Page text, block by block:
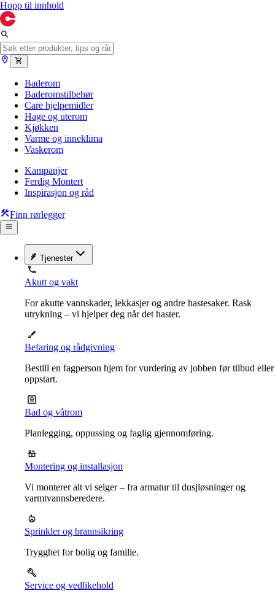
Hopp til innhold
Baderom
Baderomstilbehør
Care hjelpemidler
Hage og uterom
Kjøkken
Varme og inneklima
Vaskerom
Kampanjer
Ferdig Montert
Inspirasjon og råd
Finn rørlegger
Tjenester
Akutt og vakt
For akutte vannskader, lekkasjer og andre hastesaker. Rask
utrykning – vi hjelper deg når det haster.
Befaring og rådgivning
Bestill en fagperson hjem for vurdering av jobben før tilbud eller
oppstart.
Bad og våtrom
Planlegging, oppussing og faglig gjennomføring.
Montering og installasjon
Vi monterer alt vi selger – fra armatur til dusjløsninger og
varmtvannsberedere.
Sprinkler og brannsikring
Trygghet for bolig og familie.
Service og vedlikehold